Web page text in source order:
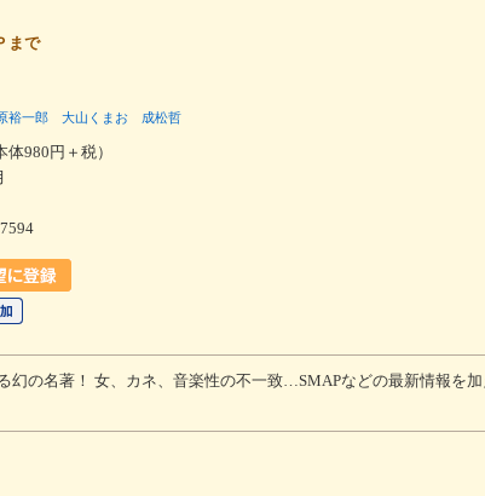
まで
裕一郎 大山くまお 成松哲
体980円＋税）
の名著！ 女、カネ、音楽性の不一致…SMAPなどの最新情報を加